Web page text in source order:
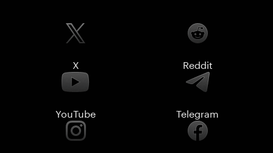
X Reddit
YouTube Telegram